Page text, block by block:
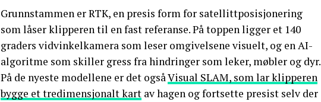
Grunnstammen er RTK, en presis form for satellittposisjonering
som låser klipperen til en fast referanse. På toppen ligger et 140
graders vidvinkelkamera som leser omgivelsene visuelt, og en AI-
algoritme som skiller gress fra hindringer som leker, møbler og dyr.
På de nyeste modellene er det ogsåVisual SLAM, som lar klipperen
bygge et tredimensjonalt kart av hagen og fortsette presist selv der